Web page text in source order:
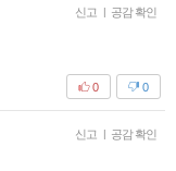
신고 | 공감 확인
0
0
신고 | 공감 확인